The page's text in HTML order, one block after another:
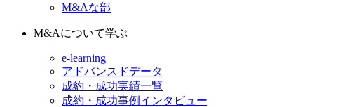
M&Aな部
M&Aについて学ぶ
e-learning
アドバンスドデータ
成約・成功実績一覧
成約・成功事例インタビュー